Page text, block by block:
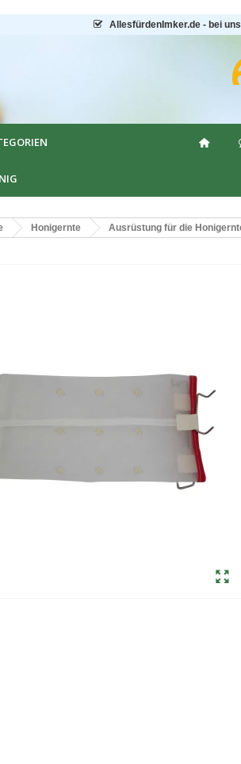
AllesfürdenImker.de - bei
Honigernte Ausrüstung für die